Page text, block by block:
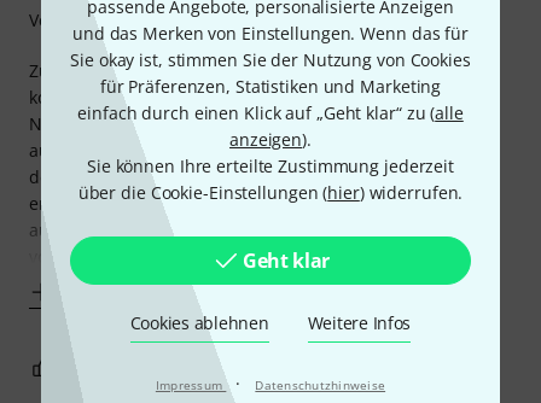
passende Angebote, personalisierte Anzeigen
und das Merken von Einstellungen. Wenn das für
Sie okay ist, stimmen Sie der Nutzung von Cookies
für Präferenzen, Statistiken und Marketing
einfach durch einen Klick auf „Geht klar“ zu (alle
anzeigen).
Sie können Ihre erteilte Zustimmung jederzeit
über die Cookie-Einstellungen (hier) widerrufen.
Geht klar
Cookies ablehnen Weitere Infos
Impressum · Datenschutzhinweise
Zuerst muss man den Thomännern wieder mal Lob für die
komplette Abwicklung aussprechen.
Nun zur D8: Sehr leicht zu transportieren und flott
aufzubauen. Ich habe diese Anlage (2 Stück) auf anraten
der PA-Abteilung gekauft um zwei Dinge abzudecken. Zum
ersten für den Proberaum, zum zweiten um mit der Band
auch kleinere Veranstaltungen zu spielen. Da noch etwas
Mehr anzeigen
Verarbeitung
BEWERTUNG MELDEN